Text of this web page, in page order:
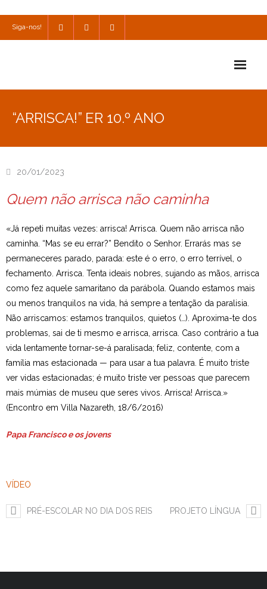
Siga-nos!
Consulta
SPO
Utilidades
Estudar no CRSI
Contactos
“ARRISCA!” ER 10.º ANO
20/01/2023
Quem não arrisca não caminha
«Já repeti muitas vezes: arrisca! Arrisca. Quem não arrisca não
caminha. “Mas se eu errar?” Bendito o Senhor. Errarás mas se
permaneceres parado, parada: este é o erro, o erro terrível, o
fechamento. Arrisca. Tenta ideais nobres, sujando as mãos, arrisca
como fez aquele samaritano da parábola. Quando estamos mais
ou menos tranquilos na vida, há sempre a tentação da paralisia.
Não arriscamos: estamos tranquilos, quietos (…). Aproxima-te dos
problemas, sai de ti mesmo e arrisca, arrisca. Caso contrário a tua
vida lentamente tornar-se-á paralisada; feliz, contente, com a
família mas estacionada — para usar a tua palavra. É muito triste
ver vidas estacionadas; é muito triste ver pessoas que parecem
mais múmias de museu que seres vivos. Arrisca! Arrisca.»
(Encontro em Villa Nazareth, 18/6/2016)
Papa Francisco e os jovens
VÍDEO
PRÉ-ESCOLAR NO DIA DOS REIS PROJETO LÍNGUA